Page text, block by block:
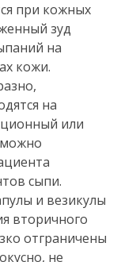
при кожных
зуд
на
кожи.
на
или
сыпи.
и везикулы
вторичного
отграничены
не